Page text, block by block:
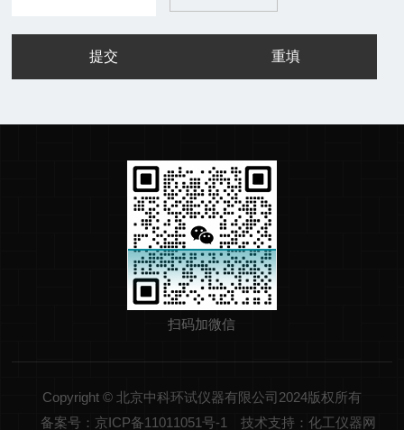
扫码加微信
Copyright © 北京中科环试仪器有限公司2024版权所有
备案号：京ICP备11011051号-1
技术支持：化工仪器网